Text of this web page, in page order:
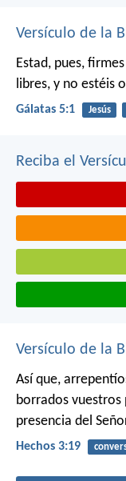
Versículo de la
Estad, pues,
libres, y no estéis
Gálatas 5:1 Jesús
Reciba el
Versículo de la
Así que,
borrados vuestros
presencia del
Hechos 3:19